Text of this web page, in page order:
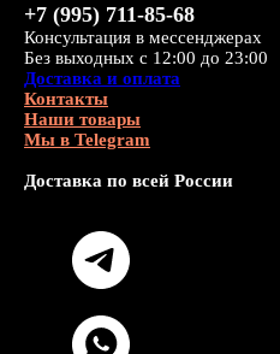
+7 (995) 711-85-68
Консультация в мессенджерах
Без выходных с 12:00 до 23:00
Доставка и оплата
Контакты
Наши товары
Мы в Telegram
Доставка по всей России